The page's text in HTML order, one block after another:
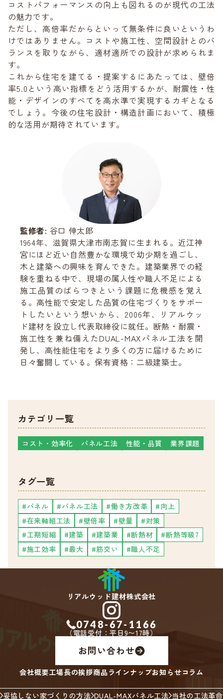
コストパフォーマンスの向上も図れるのが現代の工法
の魅力です。
ただし、高倍率だからといって無条件に良いというわ
けではありません。コストや施工性、空間設計とのバ
ランスを取りながら、適材適所での設計が求められま
す。
これから住宅を建てる・提案するにあたっては、壁倍
率5.0という高い指標をどう活用するかが、耐震性・性
能・デザインのすべてを高水準で実現するカギとなる
でしょう。今後の住宅設計・構造計画において、積極
的な活用が期待されています。
監修者: 谷口 伸太郎
1964年、滋賀県大津市南志賀に生まれる。近江神
宮にほど近い自然豊かな環境で幼少期を過ごし、
木と建築への興味を育んできた。建築業界での経
験を重ねる中で、現場の属人性や職人不足による
施工品質のばらつきという課題に危機感を覚え
る。高性能で安定した品質の住宅づくりをサポー
トしたいという想いから、2006年、リアルウッ
ド建材を設立し代表取締役に就任。断熱・耐震・
施工性を兼ね備えたDUAL-MAXパネル工法を開
発し、高性能住宅をより多くの方に届けるために
日々奮闘している。保有資格：二級建築士。
カテゴリ一覧
コスト・効率化 パネル工法 性能・品質 業界課題
タグ一覧
#パネル #パネル工法 #働き方改革
#向上
#在来軸組工法
#壁倍率 #壁量
#対策
#工期短縮
#建築 #建築業 #断熱材
#断熱等級7
#施工効率
#最大 #筋交い #職人不足
リアルウッド建材株式会社
0748-67-1166
（電話受付：平日9〜17時）
お問い合わせ
会社概要工場長の挨拶商品ラインナップお知らせコラム
妥協しない家づくりの方法 DUAL-MAXパネル工法 当社の工法革命